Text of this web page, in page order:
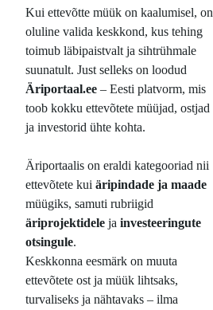
Kui ettevõtte müük on kaalumisel, on
oluline valida keskkond, kus tehing
toimub läbipaistvalt ja sihtrühmale
suunatult. Just selleks on loodud
Äriportaal.ee – Eesti platvorm, mis
toob kokku ettevõtete müüjad, ostjad
ja investorid ühte kohta.
Äriportaalis on eraldi kategooriad nii
ettevõtete kui äripindade ja maade
müügiks, samuti rubriigid
äriprojektidele ja investeeringute
otsingule.
Keskkonna eesmärk on muuta
ettevõtete ost ja müük lihtsaks,
turvaliseks ja nähtavaks – ilma